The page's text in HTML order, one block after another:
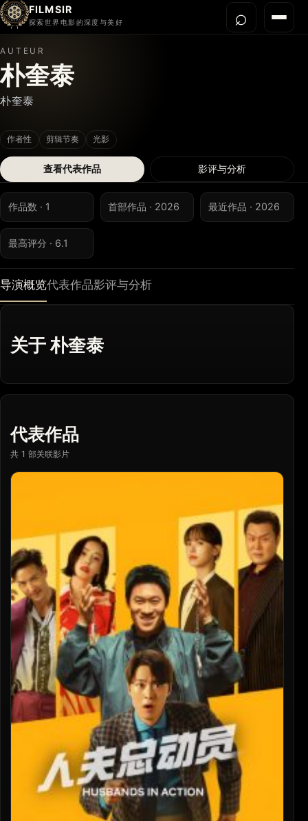
FILMSIR
探索世界电影的深度与美好 菜单
首页
今晚看什么
世界电影节
导演宇宙
影片库
影评与解读
关于我们
⌕打开
AUTEUR
朴奎泰
朴奎泰
作者性 剪辑节奏 光影
查看代表作品 影评与分析
作品数 · 1 首部作品 · 2026 最近作品 · 2026
最高评分 · 6.1
导演概览代表作品影评与分析
关于 朴奎泰
代表作品
共 1 部关联影片